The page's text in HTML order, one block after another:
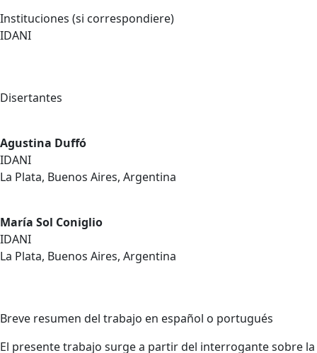
Instituciones (si correspondiere)
IDANI
Disertantes
Agustina Duffó
IDANI
La Plata, Buenos Aires, Argentina
María Sol Coniglio
IDANI
La Plata, Buenos Aires, Argentina
Breve resumen del trabajo en español o portugués
El presente trabajo surge a partir del interrogante sobre la